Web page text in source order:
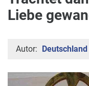
Liebe
Autor: